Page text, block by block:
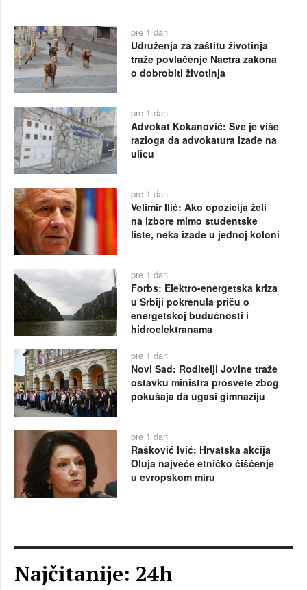
pre 1 dan
Udruženja za zaštitu životinja
traže povlačenje Nactra zakona
o dobrobiti životinja
pre 1 dan
Advokat Kokanović: Sve je više
razloga da advokatura izađe na
ulicu
pre 1 dan
Velimir Ilić: Ako opozicija želi
na izbore mimo studentske
liste, neka izađe u jednoj koloni
pre 1 dan
Forbs: Elektro-energetska kriza
u Srbiji pokrenula priču o
energetskoj budućnosti i
hidroelektranama
pre 1 dan
Novi Sad: Roditelji Jovine traže
ostavku ministra prosvete zbog
pokušaja da ugasi gimnaziju
pre 1 dan
Rašković Ivić: Hrvatska akcija
Oluja najveće etničko čišćenje
u evropskom miru
Najčitanije: 24h